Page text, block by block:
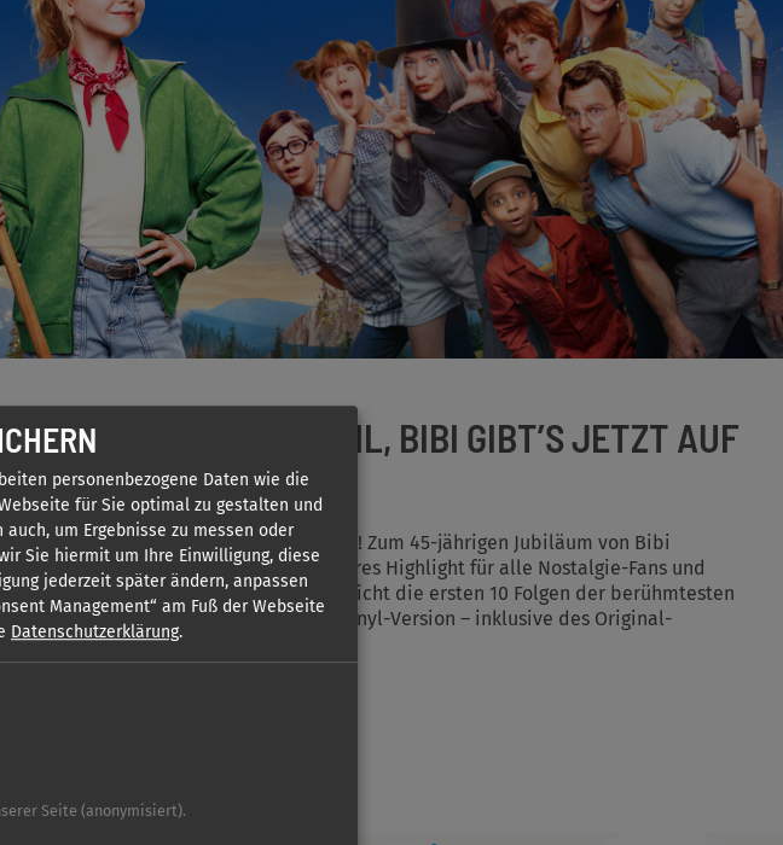
EENE MEENE RETROSTIL, BIBI GIBT’S JETZT AUF
VINYL! HEX-HEX!
Platten auf den Teller, Besen in die Luft! Zum 45-jährigen Jubiläum von Bibi
Blocksberg erscheint ein ganz besonderes Highlight für alle Nostalgie-Fans und
Hörspiel-Liebhaber: KIDDINX veröffentlicht die ersten 10 Folgen der berühmtesten
Junghexe Deutschlands als limitierte Vinyl-Version – inklusive des Original-
Titellieds und Artworks aus den 80ern.
personenbezogene Daten wie die
für Sie optimal zu gestalten und
um Ergebnisse zu messen oder
Sie hiermit um Ihre Einwilligung, diese
jederzeit später ändern, anpassen
Management“ am Fuß der Webseite
Datenschutzerklärung.
Seite (anonymisiert).